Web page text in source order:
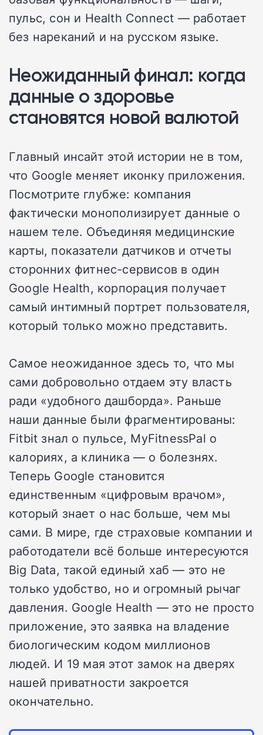
пульс, сон и Health Connect — работает
без нареканий и на русском языке.
Неожиданный финал: когда
данные о здоровье
становятся новой валютой
Главный инсайт этой истории не в том,
что Google меняет иконку приложения.
Посмотрите глубже: компания
фактически монополизирует данные о
нашем теле. Объединяя медицинские
карты, показатели датчиков и отчеты
сторонних фитнес-сервисов в один
Google Health, корпорация получает
самый интимный портрет пользователя,
который только можно представить.
Самое неожиданное здесь то, что мы
сами добровольно отдаем эту власть
ради «удобного дашборда». Раньше
наши данные были фрагментированы:
Fitbit знал о пульсе, MyFitnessPal о
калориях, а клиника — о болезнях.
Теперь Google становится
единственным «цифровым врачом»,
который знает о нас больше, чем мы
сами. В мире, где страховые компании и
работодатели всё больше интересуются
Big Data, такой единый хаб — это не
только удобство, но и огромный рычаг
давления. Google Health — это не просто
приложение, это заявка на владение
биологическим кодом миллионов
людей. И 19 мая этот замок на дверях
нашей приватности закроется
окончательно.